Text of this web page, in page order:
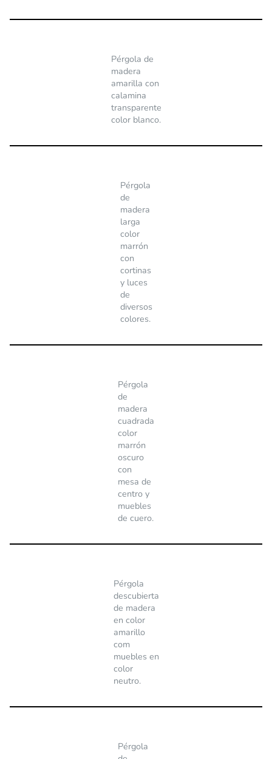
Pérgola de
madera
amarilla con
calamina
transparente
color blanco.
Pérgola
de
madera
larga
color
marrón
con
cortinas
y luces
de
diversos
colores.
Pérgola
de
madera
cuadrada
color
marrón
oscuro
con
mesa de
centro y
muebles
de cuero.
Pérgola
descubierta
de madera
en color
amarillo
com
muebles en
color
neutro.
Pérgola